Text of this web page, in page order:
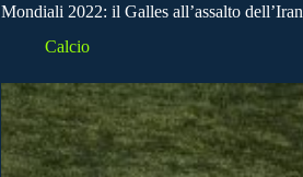
Mondiali 2022: il Galles all’assalto dell’Iran
Calcio